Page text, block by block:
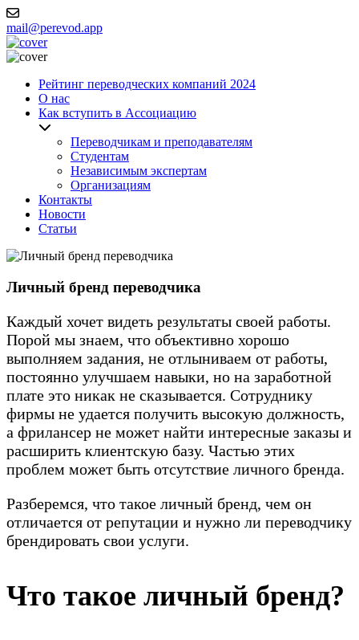
mail@perevod.app
Рейтинг переводческих компаний 2024
О нас
Как вступить в Ассоциацию
Переводчикам и преподавателям
Студентам
Независимым экспертам
Организациям
Контакты
Новости
Статьи
Личный бренд переводчика
Каждый хочет видеть результаты своей работы.
Порой мы знаем, что объективно хорошо
выполняем задания, не отлыниваем от работы,
постоянно улучшаем навыки, но на заработной
плате это никак не сказывается. Сотруднику
фирмы не удается получить высокую должность,
а фрилансер не может найти интересные заказы и
расширить клиентскую базу. Частью этих
проблем может быть отсутствие личного бренда.
Разберемся, что такое личный бренд, чем он
отличается от репутации и нужно ли переводчику
брендировать свои услуги.
Что такое личный бренд?